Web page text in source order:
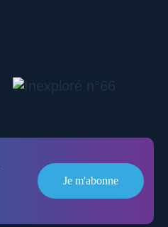
Je m'abonne